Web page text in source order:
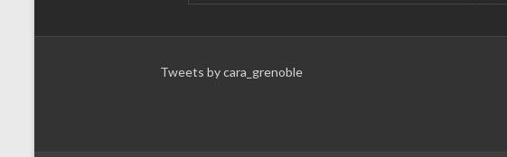
Tweets by cara_grenoble